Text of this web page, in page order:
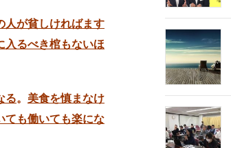
人が貧しければます
入るべき棺もないほ
る。 美食を慎まなけ
ても働いても楽にな